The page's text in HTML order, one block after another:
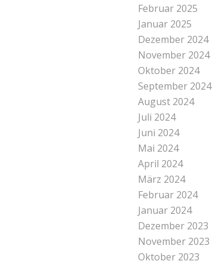
Februar 2025
Januar 2025
Dezember 2024
November 2024
Oktober 2024
September 2024
August 2024
Juli 2024
Juni 2024
Mai 2024
April 2024
März 2024
Februar 2024
Januar 2024
Dezember 2023
November 2023
Oktober 2023